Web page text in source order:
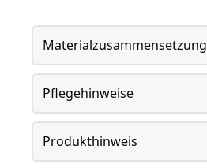
Materialzusammensetzung
Pflegehinweise
Produkthinweis